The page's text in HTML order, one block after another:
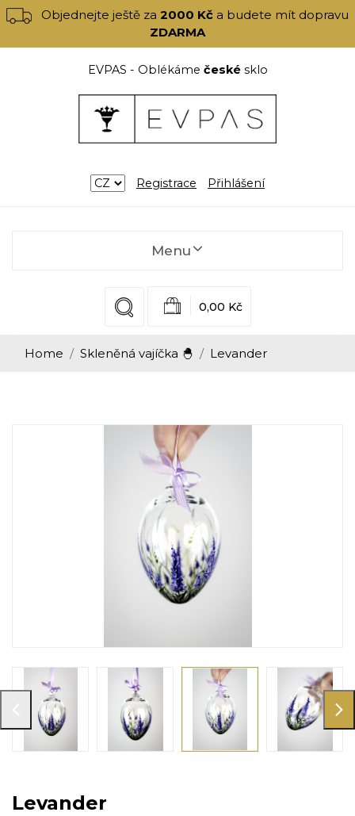
Objednejte ještě za2000 Kč a budete mít dopravu
ZDARMA
EVPAS - Oblékáme českésklo
Registrace Přihlášení
Menu
0,00 Kč
Home Skleněná vajíčka 🐣 Levander
Levander